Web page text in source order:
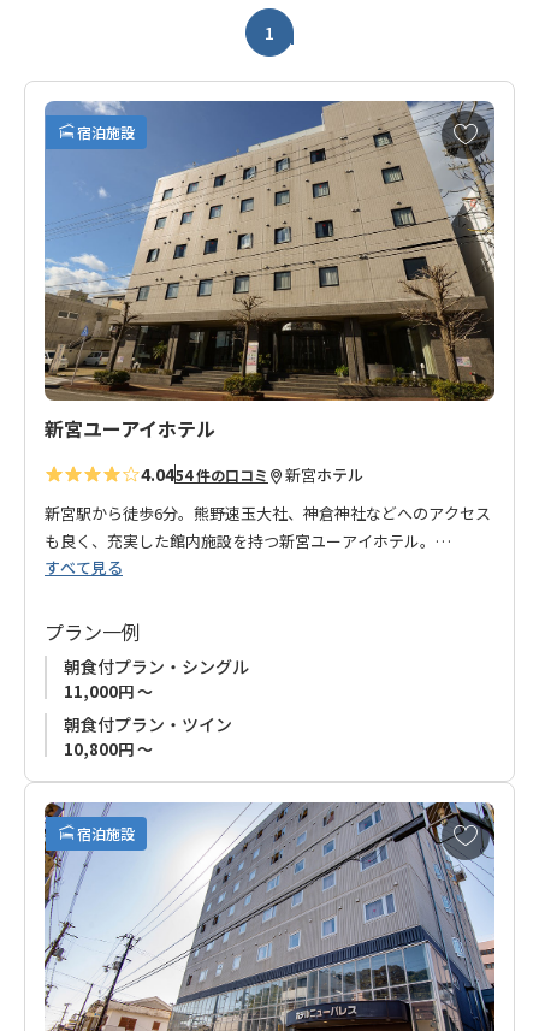
1
宿泊施設
お
気
に
入
り
に
追
加
新宮ユーアイホテル
4.0454 件の口コミ 新宮ホテル
新宮駅から徒歩6分。熊野速玉大社、神倉神社などへのアクセス
も良く、充実した館内施設を持つ新宮ユーアイホテル。
お部屋は広々としてゆったりくつろいでいただける空間となっ
レストランでは、四季折々の自然の恵みを味わう会席料理や優
雅なフルコースディナーなどお楽しみいただけます。
また、鯨料理や郷土料理、紀州熊野地酒も堪能していただける
居酒屋もございます。
ビジネス・観光・一人旅に、是非ご利用下さい。
※感染症対策に伴い、お食事内容が予告なく変更になる場合が
あります。
予めご了承ください。
すべて見る
プラン一例
朝食付プラン・シングル
11,000円 ～
朝食付プラン・ツイン
10,800円 ～
宿泊施設
お
気
に
入
り
に
追
加